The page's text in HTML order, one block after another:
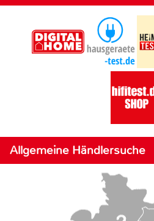
Allgemeine Händlersuche